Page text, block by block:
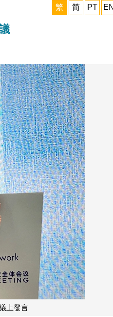
繁 简 PT EN
上發言